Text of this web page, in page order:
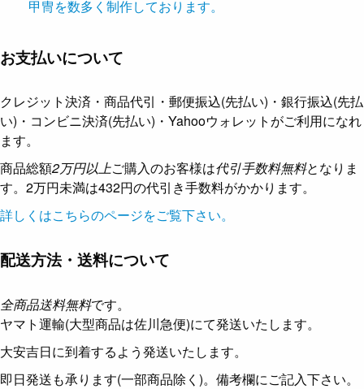
甲冑を数多く制作しております。
お支払いについて
クレジット決済・商品代引・郵便振込(先払い)・銀行振込(先払
い)・コンビニ決済(先払い)・Yahooウォレットがご利用になれ
ます。
商品総額2万円以上ご購入のお客様は代引手数料無料となりま
す。2万円未満は432円の代引き手数料がかかります。
詳しくはこちらのページをご覧下さい。
配送方法・送料について
全商品送料無料です。
ヤマト運輸(大型商品は佐川急便)にて発送いたします。
大安吉日に到着するよう発送いたします。
即日発送も承ります(一部商品除く)。備考欄にご記入下さい。